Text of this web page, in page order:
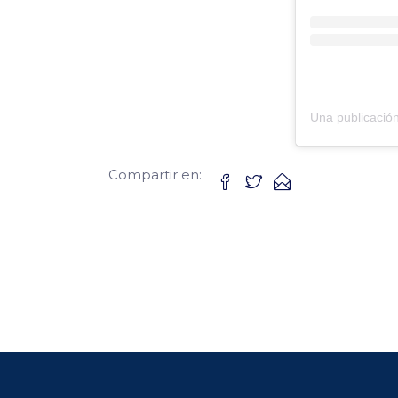
Compartir en: